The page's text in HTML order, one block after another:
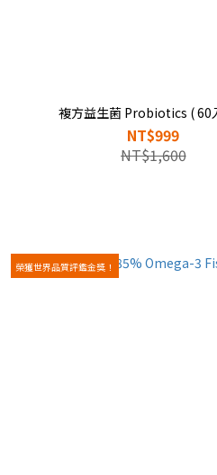
複方益生菌 Probiotics ( 60
NT$999
NT$1,600
榮獲世界品質評鑑金獎！